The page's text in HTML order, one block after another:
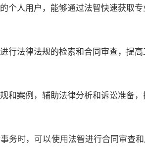
个人用户，能够通过法智快速获取专
行法律法规的检索和合同审查，提高
和案例，辅助法律分析和诉讼准备，
务时，可以使用法智进行合同审查